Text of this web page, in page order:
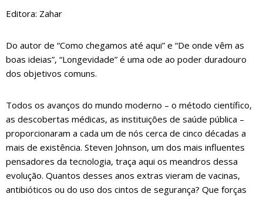
Editora: Zahar
Do autor de “Como chegamos até aqui” e “De onde vêm as
boas ideias”, “Longevidade” é uma ode ao poder duradouro
dos objetivos comuns.
Todos os avanços do mundo moderno – o método científico,
as descobertas médicas, as instituições de saúde pública –
proporcionaram a cada um de nós cerca de cinco décadas a
mais de existência. Steven Johnson, um dos mais influentes
pensadores da tecnologia, traça aqui os meandros dessa
evolução. Quantos desses anos extras vieram de vacinas,
antibióticos ou do uso dos cintos de segurança? Que forças